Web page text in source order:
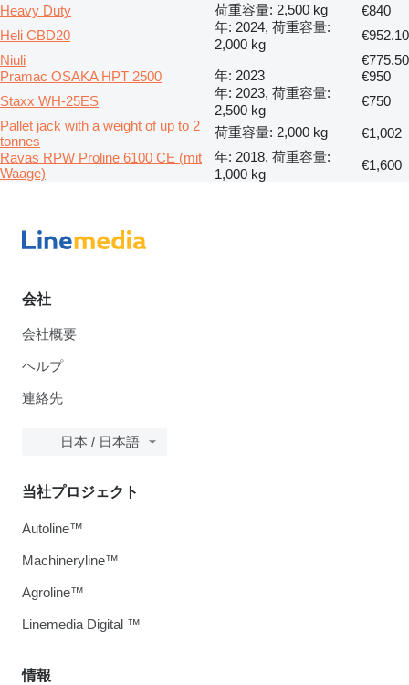
Heavy Duty 荷重容量: 2,500 kg
€840
Heli CBD20
年: 2024, 荷重容量:
2,000 kg
€952.10
Niuli
€775.50
Pramac OSAKA HPT 2500
年: 2023
€950
Staxx WH-25ES
年: 2023, 荷重容量:
2,500 kg
€750
Pallet jack with a weight of up to 2
tonnes
荷重容量: 2,000 kg
€1,002
Ravas RPW Proline 6100 CE (mit
Waage)
年: 2018, 荷重容量:
1,000 kg
€1,600
会社
会社概要
ヘルプ
連絡先
日本 / 日本語
情報
当社プロジェクト
Autoline™
Machineryline™
Agroline™
Linemedia Digital ™